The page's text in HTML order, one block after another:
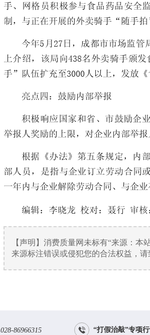
手、网格员积极参与食品药品安全
制，与正在开展的外卖骑手“随手
今年5月27日，成都市市场监
上介绍，该局向438名外卖骑手颁
手”队伍扩充至3000人以上，发放
亮点四：鼓励内部举报
积极响应国家和省、市鼓励企
举报人奖励的上限，对企业内部举
根据《办法》第五条规定，内
部人员，是指与企业订立劳动合同
一年内与企业解除劳动合同、与企
编辑： 李晓龙 校对：聂行 审核
【声明】消费质量网未标有“来源：
来源标注错误或侵犯您的合法权益，
028-86966315  “打假治敲”专项